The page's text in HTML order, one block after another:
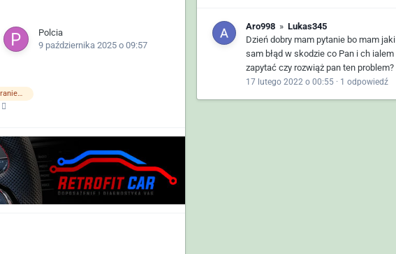
usterka modulu odpowiedzialnego za wybieranienumeru alarmowego
Polcia
9 października 2025 o 09:57
Aro998 »Lukas345
Dzień dobry mam pytanie bo mam jaki
sam błąd w skodzie co Pan i ch ialem
zapytać czy rozwiąż pan ten problem?
17 lutego 2022 o 00:55 · 1 odpowiedź